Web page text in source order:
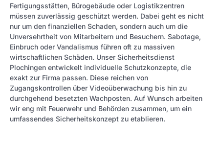
Fertigungsstätten, Bürogebäude oder Logistikzentren
müssen zuverlässig geschützt werden. Dabei geht es nicht
nur um den finanziellen Schaden, sondern auch um die
Unversehrtheit von Mitarbeitern und Besuchern. Sabotage,
Einbruch oder Vandalismus führen oft zu massiven
wirtschaftlichen Schäden. Unser Sicherheitsdienst
Plochingen entwickelt individuelle Schutzkonzepte, die
exakt zur Firma passen. Diese reichen von
Zugangskontrollen über Videoüberwachung bis hin zu
durchgehend besetzten Wachposten. Auf Wunsch arbeiten
wir eng mit Feuerwehr und Behörden zusammen, um ein
umfassendes Sicherheitskonzept zu etablieren.